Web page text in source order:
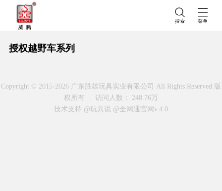
搜索 菜单
授权越野车系列
Copyright © 2015-2026 广东胜雄玩具实业有限公司 All Rights Reserved 版
权所有
访问人数： 248.76万
技术支持 @玩具说 @全网通官网v.4.0